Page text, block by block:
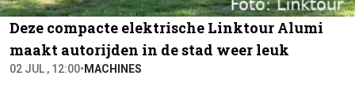
Deze compacte elektrische Linktour Alumi
maakt autorijden in de stad weer leuk
02 JUL , 12:00• MACHINES